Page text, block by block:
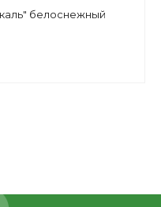
белоснежный